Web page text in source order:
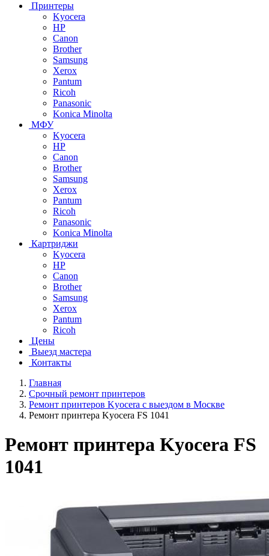
Принтеры
Kyocera
HP
Canon
Brother
Samsung
Xerox
Pantum
Ricoh
Panasonic
Konica Minolta
МФУ
Kyocera
HP
Canon
Brother
Samsung
Xerox
Pantum
Ricoh
Panasonic
Konica Minolta
Картриджи
Kyocera
HP
Canon
Brother
Samsung
Xerox
Pantum
Ricoh
Цены
Выезд мастера
Контакты
Главная
Срочный ремонт принтеров
Ремонт принтеров Kyocera с выездом в Москве
Ремонт принтера Kyocera FS 1041
Ремонт принтера Kyocera FS
1041